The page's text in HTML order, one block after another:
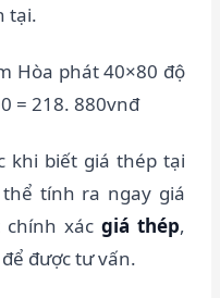
tại.
Hòa phát 40×80 độ
= 218. 880vnđ
khi biết giá thép tại
tính ra ngay giá
xác giá thép,
được tư vấn.